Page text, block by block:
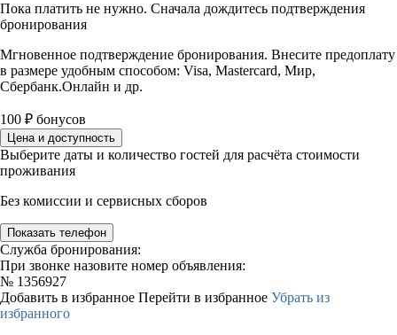
Пока платить не нужно. Сначала дождитесь подтверждения
бронирования
Мгновенное подтверждение бронирования. Внесите предоплату
в размере удобным способом: Visa, Mastercard, Мир,
Сбербанк.Онлайн и др.
100 ₽ бонусов
Цена и доступность
Выберите даты и количество гостей для расчёта стоимости
проживания
Без комиссии и сервисных сборов
Показать телефон
Служба бронирования:
При звонке назовите номер объявления:
№ 1356927
Добавить в избранное Перейти в избранное Убрать из
избранного